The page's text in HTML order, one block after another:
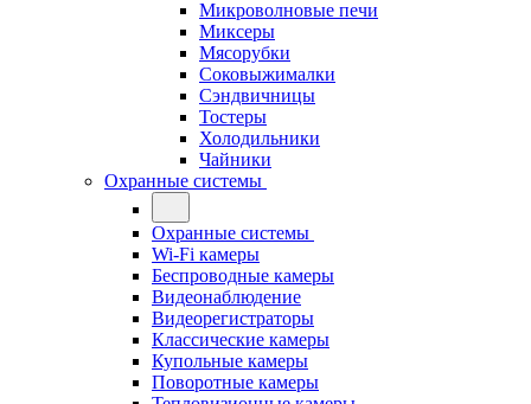
Микроволновые печи
Миксеры
Мясорубки
Соковыжималки
Сэндвичницы
Тостеры
Холодильники
Чайники
Охранные системы
Охранные системы
Wi-Fi камеры
Беспроводные камеры
Видеонаблюдение
Видеорегистраторы
Классические камеры
Купольные камеры
Поворотные камеры